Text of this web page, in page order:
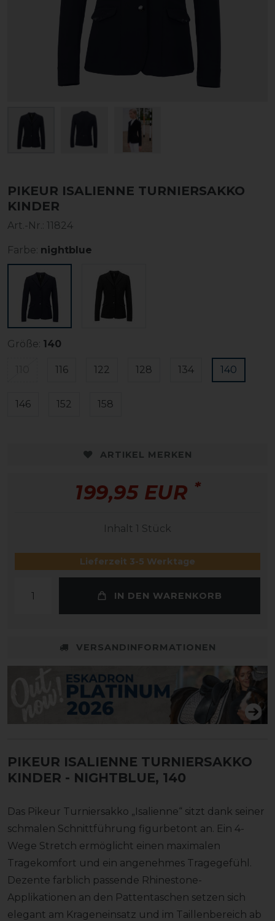
PIKEUR ISALIENNE TURNIERSAKKO
KINDER
Art.-Nr.: 11824
Farbe: nightblue
Größe: 140
116 122 128 134 140
146 152 158
ARTIKEL MERKEN
199,95 EUR *
Inhalt 1 Stück
Lieferzeit 3-5 Werktage
IN DEN WARENKORB
VERSANDINFORMATIONEN
PIKEUR ISALIENNE TURNIERSAKKO
KINDER - NIGHTBLUE, 140
Das Pikeur Turniersakko „Isalienne“ sitzt dank seiner
schmalen Schnittführung figurbetont an. Ein 4-
Wege Stretch ermöglicht einen maximalen
Tragekomfort und ein angenehmes Tragegefühl.
Dezente farblich passende Rhinestone-
Applikationen an den Pattentaschen setzen sich
elegant am Krageneinsatz und im Taillenbereich ab